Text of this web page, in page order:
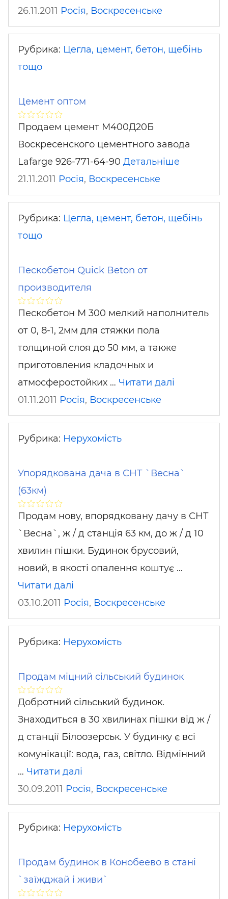
26.11.2011 Росія, Воскресенське
Рубрика: Цегла, цемент, бетон, щебінь
тощо
Цемент оптом
Продаем цемент М400Д20Б
Воскресенского цементного завода
Lafarge 926-771-64-90 Детальніше
21.11.2011 Росія, Воскресенське
Рубрика: Цегла, цемент, бетон, щебінь
тощо
Пескобетон Quick Beton от
производителя
Пескобетон М 300 мелкий наполнитель
от 0, 8-1, 2мм для стяжки пола
толщиной слоя до 50 мм, а также
приготовления кладочных и
атмосферостойких … Читати далі
01.11.2011 Росія, Воскресенське
Рубрика: Нерухомість
Упорядкована дача в СНТ `Весна`
(63км)
Продам нову, впорядковану дачу в СНТ
`Весна`, ж / д станція 63 км, до ж / д 10
хвилин пішки. Будинок брусовий,
новий, в якості опалення коштує …
Читати далі
03.10.2011 Росія, Воскресенське
Рубрика: Нерухомість
Продам міцний сільський будинок
Добротний сільський будинок.
Знаходиться в 30 хвилинах пішки від ж /
д станції Білоозерськ. У будинку є всі
комунікації: вода, газ, світло. Відмінний
… Читати далі
30.09.2011 Росія, Воскресенське
Рубрика: Нерухомість
Продам будинок в Конобеево в стані
`заїжджай і живи`